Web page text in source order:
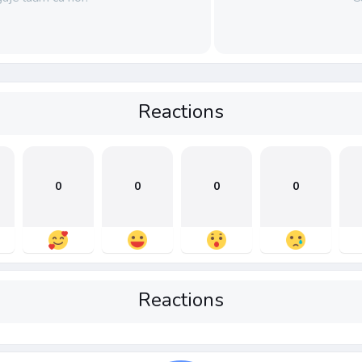
Reactions
0 0 0 0
Reactions